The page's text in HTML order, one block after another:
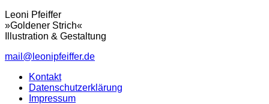
Leoni Pfeiffer
»Goldener Strich«
Illustration & Gestaltung
mail@leonipfeiffer.de
Kontakt
Datenschutzerklärung
Impressum